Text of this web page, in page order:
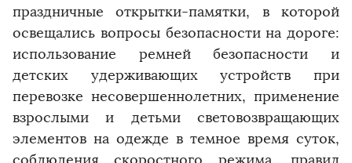
праздничные открытки-памятки, в которой
освещались вопросы безопасности на дороге:
использование ремней безопасности и
детских удерживающих устройств при
перевозке несовершеннолетних, применение
взрослыми и детьми световозвращающих
элементов на одежде в темное время суток,